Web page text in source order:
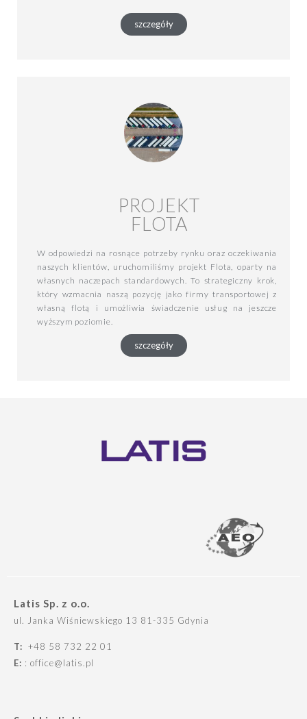
szczegóły
PROJEKT
FLOTA
W odpowiedzi na rosnące potrzeby rynku oraz oczekiwania
naszych klientów, uruchomiliśmy projekt Flota, oparty na
własnych naczepach standardowych. To strategiczny krok,
który wzmacnia naszą pozycję jako firmy transportowej z
własną flotą i umożliwia świadczenie usług na jeszcze
wyższym poziomie.
szczegóły
Latis Sp. z o.o.
ul. Janka Wiśniewskiego 13 81-335 Gdynia
T: +48 58 732 22 01
E: : office@latis.pl